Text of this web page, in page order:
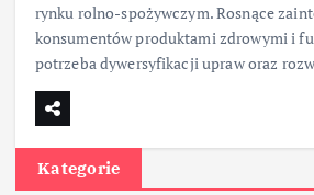
rynku rolno-spożywczym. Rosnące
konsumentów produktami zdrowymi i
potrzeba dywersyfikacji upraw oraz
Kategorie